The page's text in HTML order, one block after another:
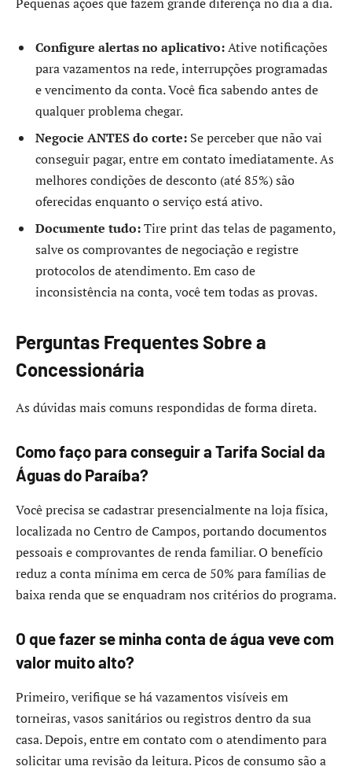
Configure alertas no aplicativo:Ative notificações
para vazamentos na rede, interrupções programadas
e vencimento da conta. Você fica sabendo antes de
qualquer problema chegar.
Negocie ANTES do corte: Se perceber que não vai
conseguir pagar, entre em contato imediatamente. As
melhores condições de desconto (até 85%) são
oferecidas enquanto o serviço está ativo.
Documente tudo:Tire print das telas de pagamento,
salve os comprovantes de negociação e registre
protocolos de atendimento. Em caso de
inconsistência na conta, você tem todas as provas.
Perguntas Frequentes Sobre a
Concessionária
As dúvidas mais comuns respondidas de forma direta.
Como faço para conseguir a Tarifa Social da
Águas do Paraíba?
Você precisa se cadastrar presencialmente na loja física,
localizada no Centro de Campos, portando documentos
pessoais e comprovantes de renda familiar. O benefício
reduz a conta mínima em cerca de 50% para famílias de
baixa renda que se enquadram nos critérios do programa.
O que fazer se minha conta de água veve com
valor muito alto?
Primeiro, verifique se há vazamentos visíveis em
torneiras, vasos sanitários ou registros dentro da sua
casa. Depois, entre em contato com o atendimento para
solicitar uma revisão da leitura. Picos de consumo são a